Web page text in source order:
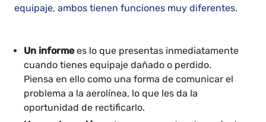
equipaje, ambos tienen funciones muy diferentes.
Un informees lo que presentas inmediatamente
cuando tienes equipaje dañado o perdido.
Piensa en ello como una forma de comunicar el
problema a la aerolínea, lo que les da la
oportunidad de rectificarlo.